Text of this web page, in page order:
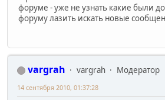
форуме - уже не узнать какие были
форуму лазить искать новые
vargrah vargrah
Модератор
14 сентября 2010, 01:37:28